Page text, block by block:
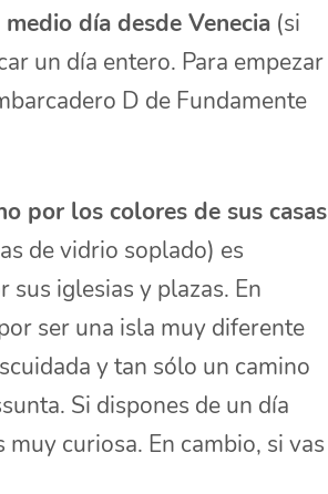
día desde Venecia (si
un día entero. Para empezar
D de Fundamente
por los colores de sus casas
de vidrio soplado) es
iglesias y plazas. En
ser una isla muy diferente
y tan sólo un camino
Si dispones de un día
curiosa. En cambio, si vas